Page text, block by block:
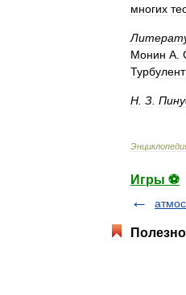
многих
Монин А.
Н. З.
Игры ⚽